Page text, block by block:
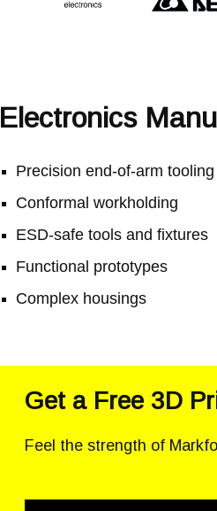
Electronics
Precision end-of-arm tooling
Conformal workholding
ESD-safe tools and fixtures
Functional prototypes
Complex housings
Get a Free 3D
Feel the strength of